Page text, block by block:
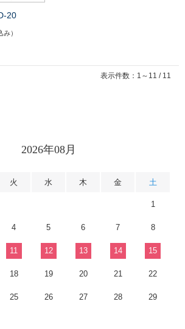
20
み）
表示件数：1～11 / 11
2026年08月
火 水 木 金 土
1
4 5 6 7 8
11 12 13 14 15
18 19 20 21 22
25 26 27 28 29